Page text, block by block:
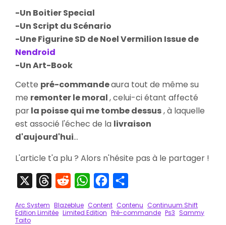
-Un Boitier Special
-Un Script du Scénario
-Une Figurine SD de Noel Vermilion Issue de
Nendroid
-Un Art-Book
Cette pré-commandeaura tout de même su
me remonter le moral, celui-ci étant affecté
parla poisse qui me tombe dessus, à laquelle
est associé l'échec de la livraison
d'aujourd'hui...
L'article t'a plu ? Alors n'hésite pas à le partager !
ThreadsRedditWhatsAppFacebook
Arc System Blazeblue Content Contenu Continuum Shift
Edition Limitée Limited Edition Pré-commande Ps3 Sammy
Taito